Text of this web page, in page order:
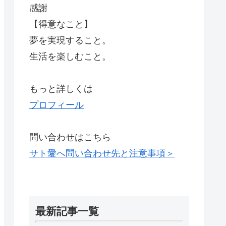
感謝
【得意なこと】
夢を実現すること。
生活を楽しむこと。
もっと詳しくは
プロフィール
問い合わせはこちら
サト愛へ問い合わせ先と注意事項＞
最新記事一覧